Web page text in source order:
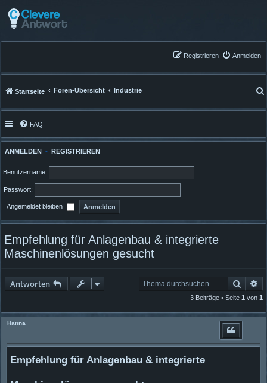
Anmelden
Registrieren
Startseite Foren-Übersicht Industrie
FAQ
ANMELDEN • REGISTRIEREN
Benutzername:
Passwort:
| Angemeldet bleiben
Empfehlung für Anlagenbau & integrierte
Maschinenlösungen gesucht
Antworten Suche
3 Beiträge • Seite 1 von 1
Hanna
Empfehlung für Anlagenbau & integrierte